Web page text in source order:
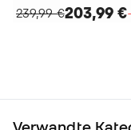
239,99 €203,99 €